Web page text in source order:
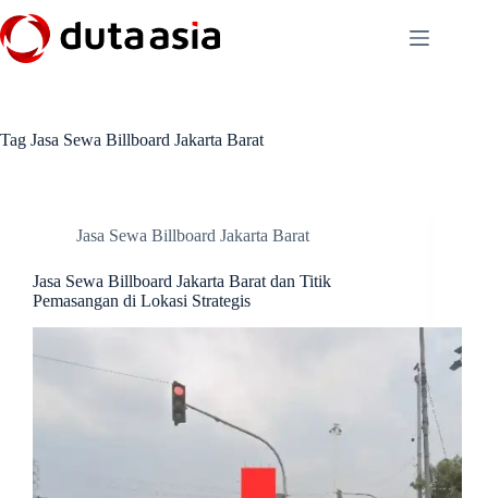
to
content
Tag Jasa Sewa Billboard Jakarta Barat
Jasa Sewa Billboard Jakarta Barat
Jasa Sewa Billboard Jakarta Barat dan Titik
Pemasangan di Lokasi Strategis